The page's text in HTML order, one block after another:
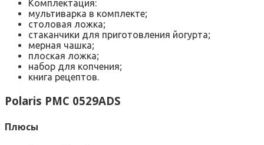
Комплектация:
мультиварка в комплекте;
столовая ложка;
стаканчики для приготовления йогурта;
мерная чашка;
плоская ложка;
набор для копчения;
книга рецептов.
Polaris PMC 0529ADS
Плюсы